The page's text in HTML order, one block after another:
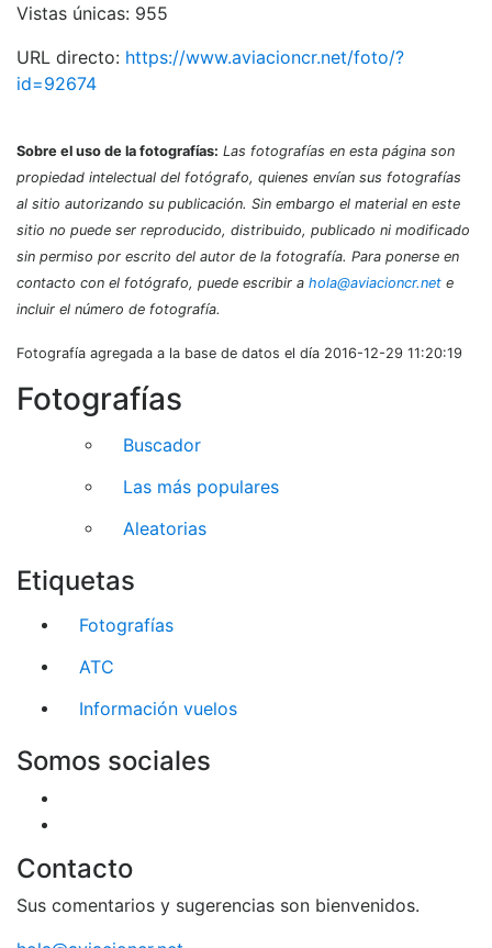
Vistas únicas: 955
URL directo: https://www.aviacioncr.net/foto/?
id=92674
Sobre el uso de la fotografías: Las fotografías en esta página son
propiedad intelectual del fotógrafo, quienes envían sus fotografías
al sitio autorizando su publicación. Sin embargo el material en este
sitio no puede ser reproducido, distribuido, publicado ni modificado
sin permiso por escrito del autor de la fotografía. Para ponerse en
contacto con el fotógrafo, puede escribir a hola@aviacioncr.net e
incluir el número de fotografía.
Fotografía agregada a la base de datos el día 2016-12-29 11:20:19
Fotografías
Buscador
Las más populares
Aleatorias
Etiquetas
Fotografías
ATC
Información vuelos
Somos sociales
Contacto
Sus comentarios y sugerencias son bienvenidos.